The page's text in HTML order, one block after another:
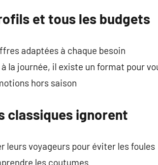
et tous les budgets
adaptées à chaque besoin
la journée, il existe un format pour
hors saison
classiques ignorent
leurs voyageurs pour éviter les foules
les coutumes